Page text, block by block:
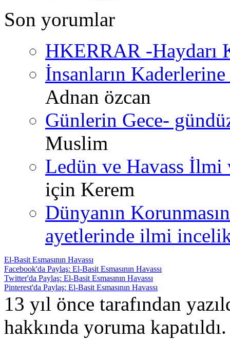
Son yorumlar
HKERRAR -Haydarı
İnsanların
Adnan özcan
Günlerin Gece-
Muslim
Ledün ve Havass İlmi
için Kerem
Dünyanın
ayetlerinde ilmi
El-Basit Esmasının Havassı
Facebook'da Paylaş: El-Basit Esmasının Havassı
Twitter'da Paylaş: El-Basit Esmasının Havassı
Pinterest'da Paylaş: El-Basit Esmasının Havassı
13 yıl önce tarafından
hakkında yoruma kapatıldı.